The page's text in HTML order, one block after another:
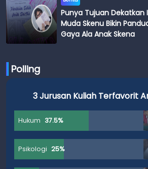
Punya Tujuan Dekatkan
Muda Skenu Bikin
Gaya Ala Anak Skena
Polling
3 Jurusan Kuliah Terfavorit
Hukum 37.5%
Psikologi 25%